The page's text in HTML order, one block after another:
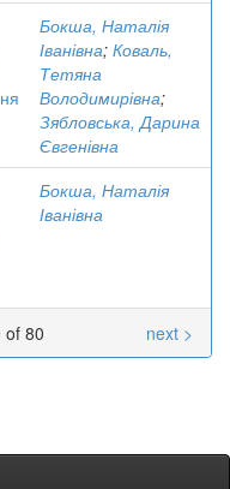
Бокша, Наталія
Іванівна; Коваль,
Тетяна
Володимирівна;
Зябловська, Дарина
Євгенівна
Бокша, Наталія
Іванівна
of 80 next >